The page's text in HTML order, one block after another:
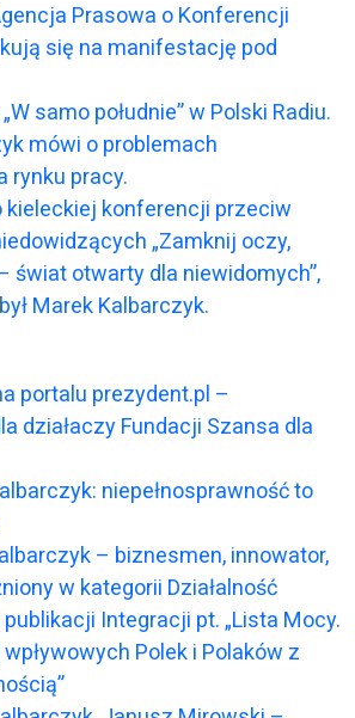
Prasowa o Konferencji
się na manifestację pod
samo południe” w Polski Radiu.
mówi o problemach
rynku pracy.
kieleckiej konferencji przeciw
„Zamknij oczy,
świat otwarty dla niewidomych”,
Marek Kalbarczyk.
portalu prezydent.pl –
działaczy Fundacji Szansa dla
niepełnosprawność to
– biznesmen, innowator,
w kategorii Działalność
Integracji pt. „Lista Mocy.
Polek i Polaków z